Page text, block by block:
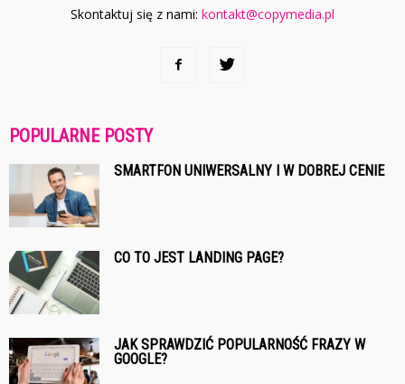
Skontaktuj się z nami: kontakt@copymedia.pl
POPULARNE POSTY
SMARTFON UNIWERSALNY I W DOBREJ CENIE
CO TO JEST LANDING PAGE?
JAK SPRAWDZIĆ POPULARNOŚĆ FRAZY W
GOOGLE?